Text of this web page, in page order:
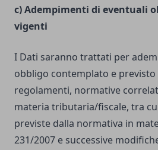
c) Adempimenti di eventuali
vigenti
I Dati saranno trattati per
obbligo contemplato e previsto
regolamenti, normative
materia tributaria/fiscale, tra
previste dalla normativa in
231/2007 e successive